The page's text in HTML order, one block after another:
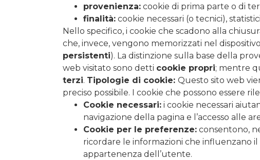
provenienza: cookie di prima parte o di
finalità: cookie necessari (o tecnici),
Nello specifico, i cookie che scadono alla
che, invece, vengono memorizzati nel
persistenti). La distinzione sulla base della
web visitato sono detti cookie propri; mentre
terzi. Tipologie di cookie: Questo sito web
preciso possibile. I cookie che possono essere
Cookie necessari: i cookie necessari
navigazione della pagina e l’accesso alle
Cookie per le preferenze: consentono,
ricordare le informazioni che influenzano
appartenenza dell’utente.